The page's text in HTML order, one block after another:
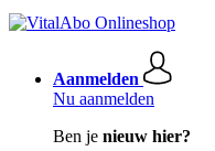
Aanmelden
Nu aanmelden
Ben je nieuw hier?